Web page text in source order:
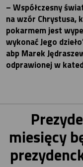
– Współczesny
na wzór Chrystusa,
pokarmem jest
wykonać Jego
abp Marek
odprawionej w
miesięcy